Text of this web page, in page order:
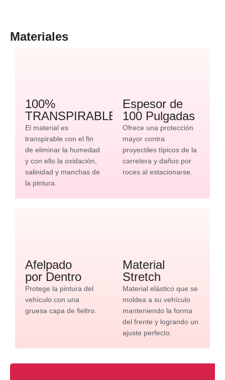
Materiales
100%
TRANSPIRABLE
El material es
transpirable con el fin
de eliminar la humedad
y con ello la oxidación,
salinidad y manchas de
la pintura.
Espesor de
100 Pulgadas
Ofrece una protección
mayor contra
proyectiles típicos de la
carretera y daños por
roces al estacionarse.
Afelpado
por Dentro
Protege la pintura del
vehículo con una
gruesa capa de fieltro.
Material
Stretch
Material elástico que se
moldea a su vehículo
manteniendo la forma
del frente y logrando un
ajuste perfecto.